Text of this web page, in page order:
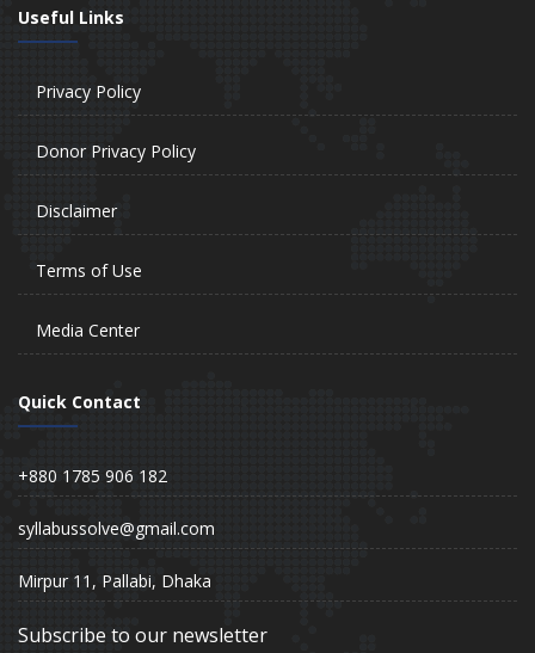
Useful Links
Privacy Policy
Donor Privacy Policy
Disclaimer
Terms of Use
Media Center
Quick Contact
+880 1785 906 182
syllabussolve@gmail.com
Mirpur 11, Pallabi, Dhaka
Subscribe to our newsletter